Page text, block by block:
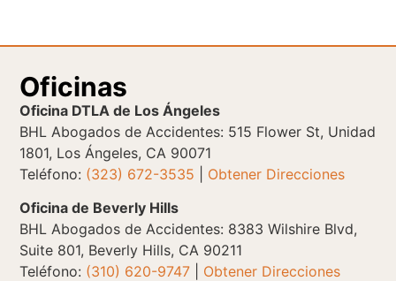
Oficinas
Oficina DTLA de Los Ángeles
BHL Abogados de Accidentes: 515 Flower St, Unidad
1801, Los Ángeles, CA 90071
Teléfono: (323) 672-3535
Obtener Direcciones
Oficina de Beverly Hills
BHL Abogados de Accidentes: 8383 Wilshire Blvd,
Suite 801, Beverly Hills, CA 90211
Teléfono: (310) 620-9747
Obtener Direcciones